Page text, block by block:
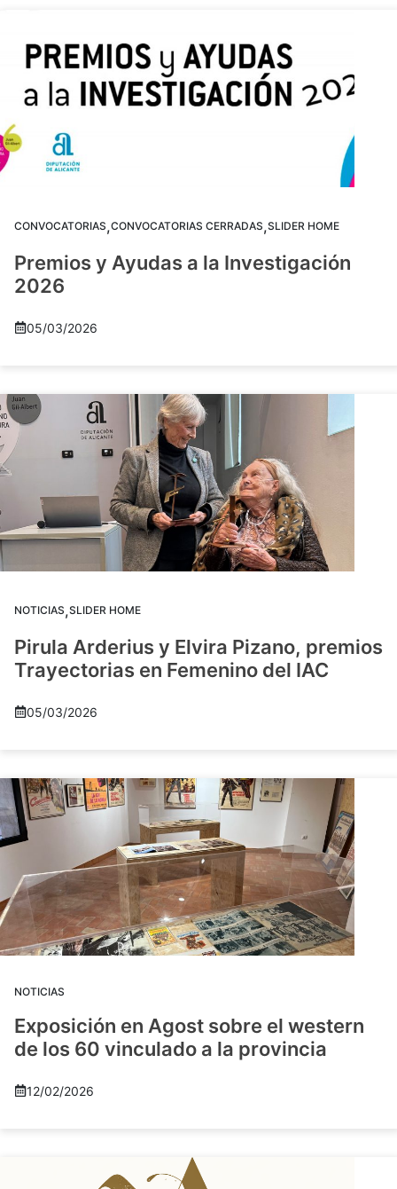
CONVOCATORIAS,CONVOCATORIAS CERRADAS,SLIDER HOME
Premios y Ayudas a la Investigación
2026
05/03/2026
NOTICIAS,SLIDER HOME
Pirula Arderius y Elvira Pizano, premios
Trayectorias en Femenino del IAC
05/03/2026
NOTICIAS
Exposición en Agost sobre el western
de los 60 vinculado a la provincia
12/02/2026